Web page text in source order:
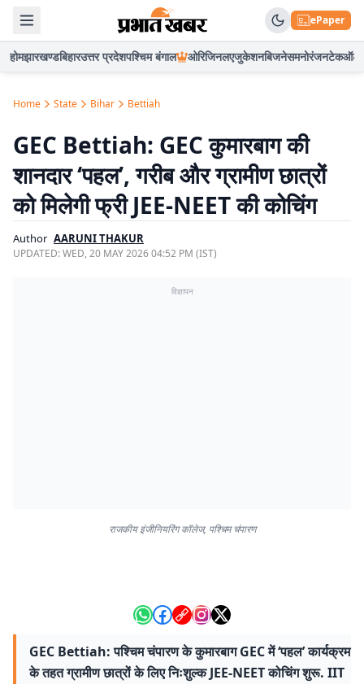
ePaper
होमझारखण्डबिहारउत्तर प्रदेशपश्चिम बंगाल ओरिजिनलएजुकेशनबिजनेसमनोरंजनटेकऑटो
Home State Bihar Bettiah
GEC Bettiah: GEC कुमारबाग की
शानदार ‘पहल’, गरीब और ग्रामीण छात्रों
को मिलेगी फ्री JEE-NEET की कोचिंग
Author AARUNI THAKUR
UPDATED:WED, 20 MAY 2026 04:52 PM (IST)
विज्ञापन
राजकीय इंजीनियरिंग कॉलेज, पश्चिम चंपारण
GEC Bettiah: पश्चिम चंपारण के कुमारबाग GEC में ‘पहल’ कार्यक्रम
के तहत ग्रामीण छात्रों के लिए निःशुल्क JEE-NEET कोचिंग शुरू. IIT